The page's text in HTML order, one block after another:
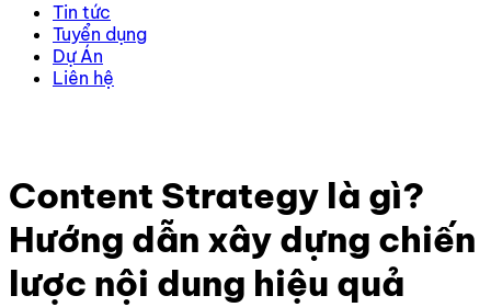
Tin tức
Tuyển dụng
Dự Án
Liên hệ
Content Strategy là gì?
Hướng dẫn xây dựng chiến
lược nội dung hiệu quả